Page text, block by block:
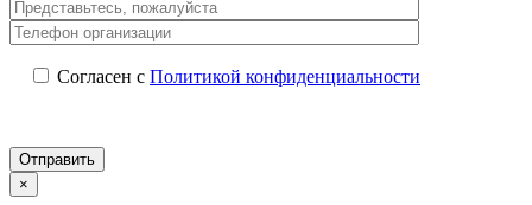
Согласен с Политикой конфиденциальности
×